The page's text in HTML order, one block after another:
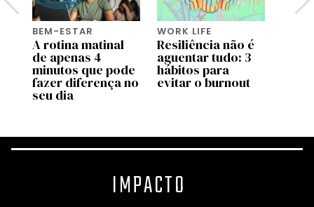
BEM-ESTAR
A rotina matinal
de apenas 4
minutos que pode
fazer diferença no
seu dia
WORK LIFE
Resiliência não é
aguentar tudo: 3
hábitos para
evitar o burnout
IMPACTO